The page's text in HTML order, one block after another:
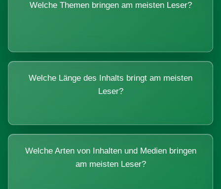
Welche Themen bringen am meisten Leser?
Welche Länge des Inhalts bringt am meisten
Leser?
Welche Arten von Inhalten und Medien bringen
am meisten Leser?